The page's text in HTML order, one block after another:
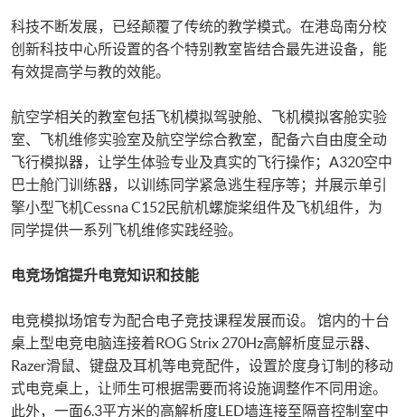
科技不断发展，已经颠覆了传统的教学模式。在港岛南分校
创新科技中心所设置的各个特别教室皆结合最先进设备，能
有效提高学与教的效能。
航空学相关的教室包括飞机模拟驾驶舱、飞机模拟客舱实验
室、飞机维修实验室及航空学综合教室，配备六自由度全动
飞行模拟器，让学生体验专业及真实的飞行操作；A320空中
巴士舱门训练器，以训练同学紧急逃生程序等；并展示单引
擎小型飞机Cessna C152民航机螺旋桨组件及飞机组件，为
同学提供一系列飞机维修实践经验。
电竞场馆提升电竞知识和技能
电竞模拟场馆专为配合电子竞技课程发展而设。 馆内的十台
桌上型电竞电脑连接着ROG Strix 270Hz高解析度显示器、
Razer滑鼠、键盘及耳机等电竞配件，设置於度身订制的移动
式电竞桌上，让师生可根据需要而将设施调整作不同用途。
此外，一面6.3平方米的高解析度LED墙连接至隔音控制室中